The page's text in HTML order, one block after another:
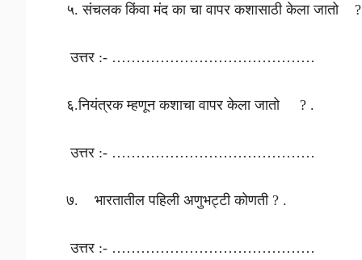
५. संचलक किंवा मंद का चा वापर कशासाठी केला जातो
उत्तर :- ……………………………………
६.नियंत्रक म्हणून कशाचा वापर केला जातो ? .
उत्तर :- ……………………………………
७. भारतातील पहिली अणुभट्टी कोणती ? .
उत्तर :- ……………………………………